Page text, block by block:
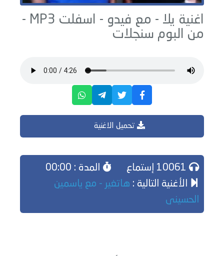
اغنية يلا - مع فيدو - اسفلت
MP3 -
من البوم سنجلات
تحميل الاغنية
المدة : 00:00
الأغنية التالية : هاتغير - مع ياسمين
الحسينى